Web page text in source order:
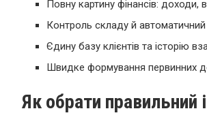
Повну картину фінансів: доходи,
Контроль складу й автоматичний
Єдину базу клієнтів та історію
Швидке формування первинних
Як обрати правильний